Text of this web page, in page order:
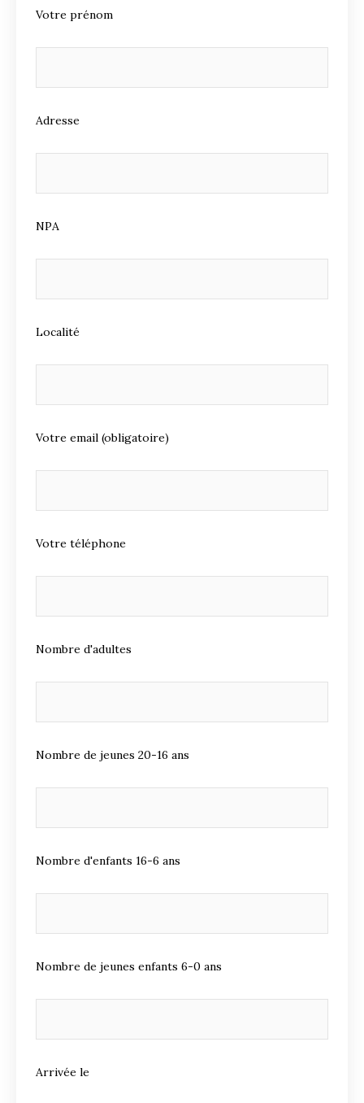
Votre prénom
Adresse
NPA
Localité
Votre email (obligatoire)
Votre téléphone
Nombre d'adultes
Nombre de jeunes 20-16 ans
Nombre d'enfants 16-6 ans
Nombre de jeunes enfants 6-0 ans
Arrivée le